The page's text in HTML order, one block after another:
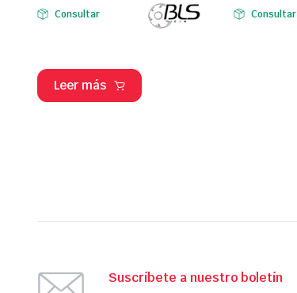
Consultar
Leer más
Consultar
Suscríbete a nuestro boletín